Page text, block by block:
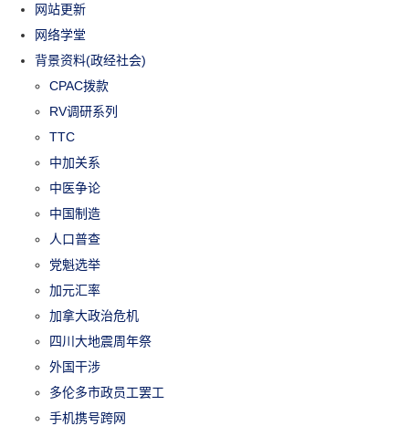
网站更新
网络学堂
背景资料(政经社会)
CPAC拨款
RV调研系列
TTC
中加关系
中医争论
中国制造
人口普查
党魁选举
加元汇率
加拿大政治危机
四川大地震周年祭
外国干涉
多伦多市政员工罢工
手机携号跨网